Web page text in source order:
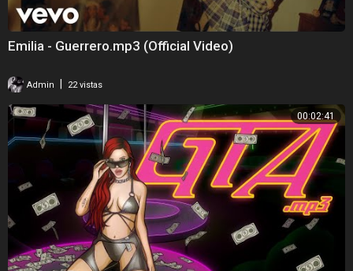
Emilia - Guerrero.mp3 (Official Video)
Admin | 22 vistas
00:02:41